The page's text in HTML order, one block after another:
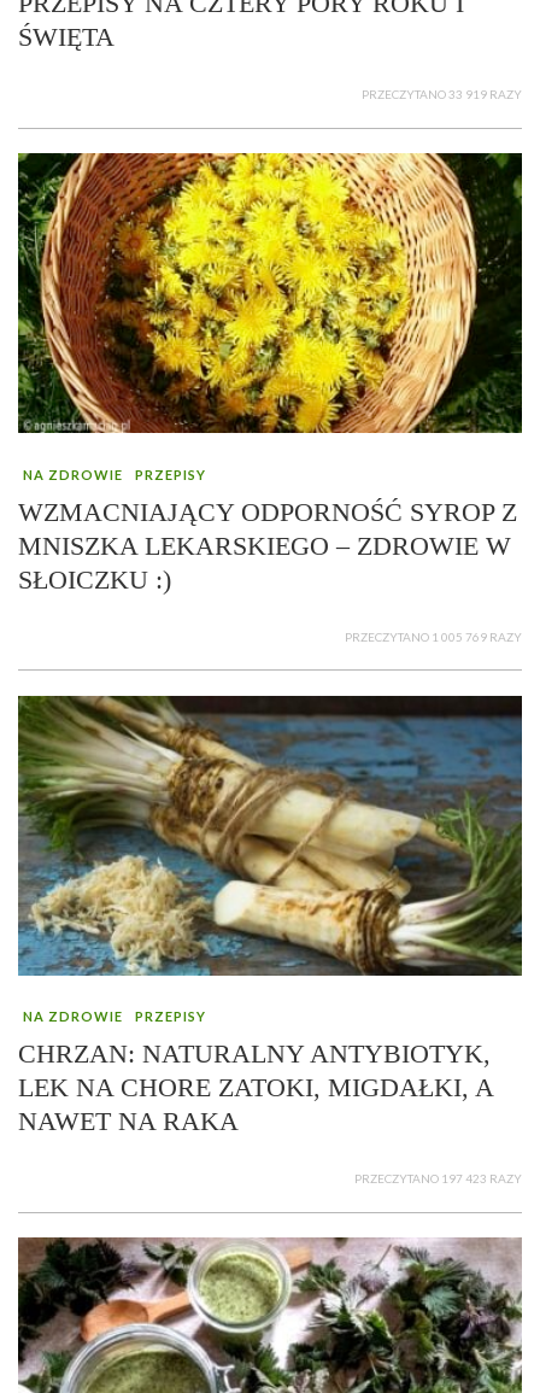
ŚWIĘTA
PRZECZYTANO 33 919 RAZY
NA ZDROWIE PRZEPISY
WZMACNIAJĄCY ODPORNOŚĆ SYROP Z
MNISZKA LEKARSKIEGO – ZDROWIE W
SŁOICZKU :)
PRZECZYTANO 1 005 769 RAZY
NA ZDROWIE PRZEPISY
CHRZAN: NATURALNY ANTYBIOTYK,
LEK NA CHORE ZATOKI, MIGDAŁKI, A
NAWET NA RAKA
PRZECZYTANO 197 423 RAZY